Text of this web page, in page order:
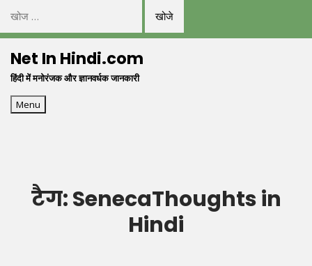
निम्न
को
खोजें:Net In Hindi.com
हिंदी में मनोरंजक और ज्ञानवर्धक जानकारी
Menu
टैग:SenecaThoughts in
Hindi